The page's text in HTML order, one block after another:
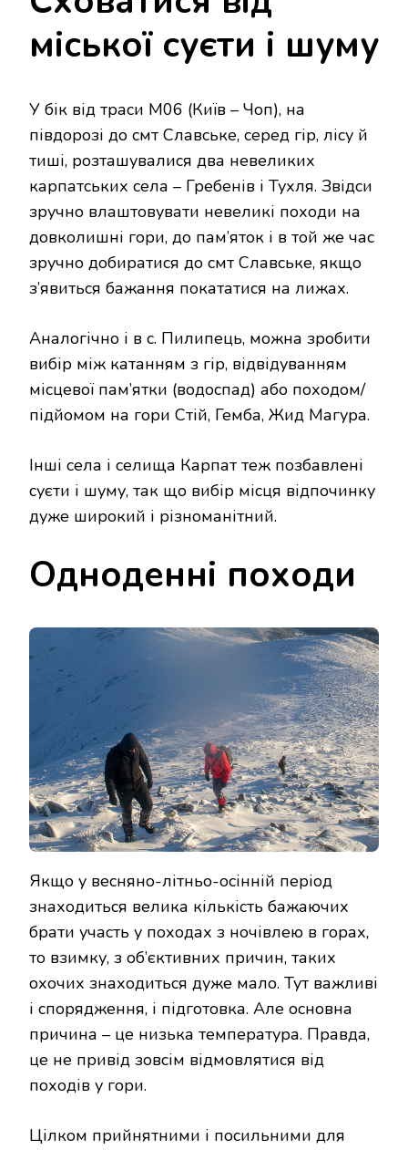
міської суєти і шуму
У бік від траси М06 (Київ – Чоп), на
півдорозі до смт Славське, серед гір, лісу й
тиші, розташувалися два невеликих
карпатських села – Гребенів і Тухля. Звідси
зручно влаштовувати невеликі походи на
довколишні гори, до пам’яток і в той же час
зручно добиратися до смт Славське, якщо
з’явиться бажання покататися на лижах.
Аналогічно і в с. Пилипець, можна зробити
вибір між катанням з гір, відвідуванням
місцевої пам’ятки (водоспад) або походом/
підйомом на гори Стій, Гемба, Жид Магура.
Інші села і селища Карпат теж позбавлені
суєти і шуму, так що вибір місця відпочинку
дуже широкий і різноманітний.
Одноденні походи
Якщо у весняно-літньо-осінній період
знаходиться велика кількість бажаючих
брати участь у походах з ночівлею в горах,
то взимку, з об’єктивних причин, таких
охочих знаходиться дуже мало. Тут важливі
і спорядження, і підготовка. Але основна
причина – це низька температура. Правда,
це не привід зовсім відмовлятися від
походів у гори.
Цілком прийнятними і посильними для